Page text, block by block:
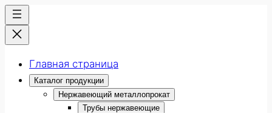
Главная страница
Каталог продукции
Нержавеющий металлопрокат
Трубы нержавеющие